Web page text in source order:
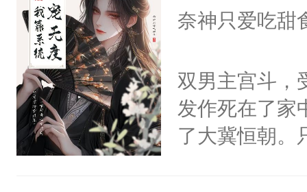
I，他们决定
莲花可不止有
点脑袋，看着
常见问题一：
教科书版：“
奈神只爱吃甜
双男主宫斗，
发作死在了家
了大冀恒朝。